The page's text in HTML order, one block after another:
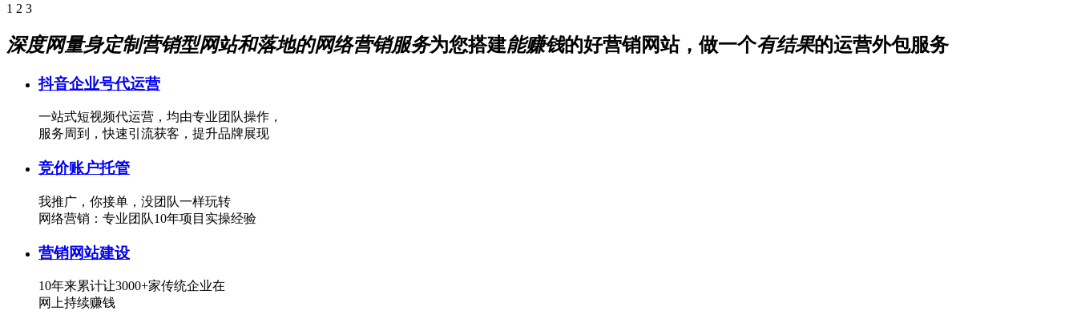
1 2 3
深度网量身定制营销型网站和落地的网络营销服务为您搭建能赚钱的好营销网站，做一个有结果的运营外包服务
抖音企业号代运营
一站式短视频代运营，均由专业团队操作，
服务周到，快速引流获客，提升品牌展现
竞价账户托管
我推广，你接单，没团队一样玩转
网络营销：专业团队10年项目实操经验
营销网站建设
10年来累计让3000+家传统企业在
网上持续赚钱